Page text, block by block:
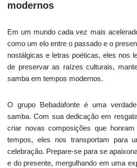
modernos
Em um mundo cada vez mais
como um elo entre o passado e o
nostálgicas e letras poéticas, eles nos
de preservar as raízes culturais,
samba em tempos modernos.
O grupo Bebadafonte é uma
samba. Com sua dedicação em
criar novas composições que
tempos, eles nos transportam para
celebração. Prepare-se para se
e do presente, mergulhando em uma